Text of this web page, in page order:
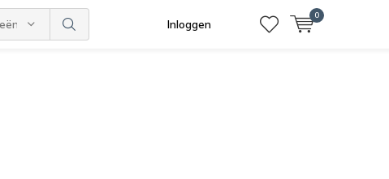
Inloggen
0